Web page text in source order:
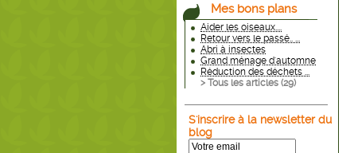
Mes bons plans
Aider les oiseaux....
Retour vers le passé.. ...
Abri à insectes
Grand ménage d'automne
Réduction des déchets ...
> Tous les articles (29)
S'inscrire à la newsletter du
blog